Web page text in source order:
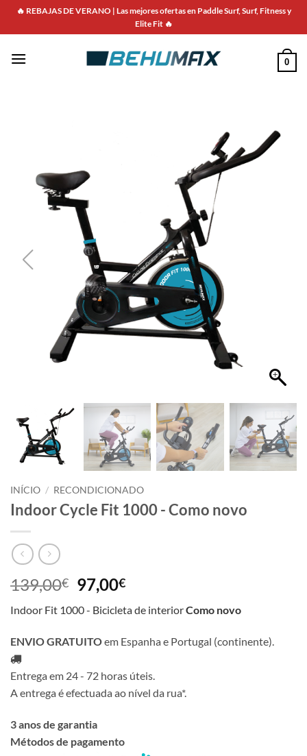
🔥 REBAJAS DE VERANO | Las mejores ofertas en Paddle Surf, Surf, Fitness y
Elite Fit 🔥
0
INÍCIO / RECONDICIONADO
Indoor Cycle Fit 1000 - Como novo
139,00€ 97,00€
Indoor Fit 1000 - Bicicleta de interiorComo novo
ENVIO GRATUITOem Espanha e Portugal (continente).
Entrega em 24 - 72 horas úteis.
A entrega é efectuada ao nível da rua*.
3 anos de garantia
Métodos de pagamento